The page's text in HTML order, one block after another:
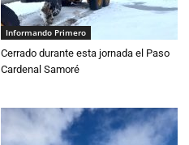
Informando Primero
Cerrado durante esta jornada el Paso
Cardenal Samoré